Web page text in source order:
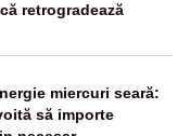
retrogradează
miercuri seară:
să importe